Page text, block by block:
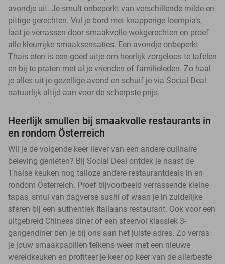
avondje uit. Je smult onbeperkt van verschillende milde en
pittige gerechten. Vul je bord met knapperige loempia’s,
laat je verrassen door smaakvolle wokgerechten en proef
alle kleurrijke smaaksensaties. Een avondje onbeperkt
Thais eten is een goed uitje om heerlijk zorgeloos te tafelen
en bij te praten met al je vrienden of familieleden. Zo haal
je alles uit je gezellige avond en schuif je via Social Deal
natuurlijk altijd aan voor de scherpste prijs.
Heerlijk smullen bij smaakvolle restaurants in
en rondom Österreich
Wil je de volgende keer liever van een andere culinaire
beleving genieten? Bij Social Deal ontdek je naast de
Thaise keuken nog talloze andere restaurantdeals in en
rondom Österreich. Proef bijvoorbeeld verrassende kleine
tapas, smul van dagverse sushi of waan je in zuidelijke
sferen bij een authentiek Italiaans restaurant. Ook voor een
uitgebreid Chinees diner of een sfeervol klassiek 3-
gangendiner ben je bij ons aan het juiste adres. Zo verras
je jouw smaakpapillen telkens weer met een nieuwe
wereldkeuken en profiteer je keer op keer van de allerbeste